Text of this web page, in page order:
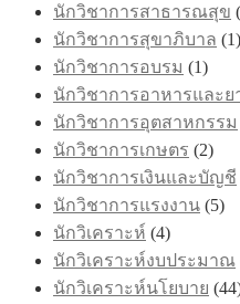
นักวิชาการสาธารณสุข
นักวิชาการสุขาภิบาล (1)
นักวิชาการอบรม (1)
นักวิชาการอาหารและย
นักวิชาการอุตสาหกรรม
นักวิชาการเกษตร (2)
นักวิชาการเงินและบัญชี
นักวิชาการแรงงาน (5)
นักวิเคราะห์ (4)
นักวิเคราะห์งบประมาณ
นักวิเคราะห์นโยบาย